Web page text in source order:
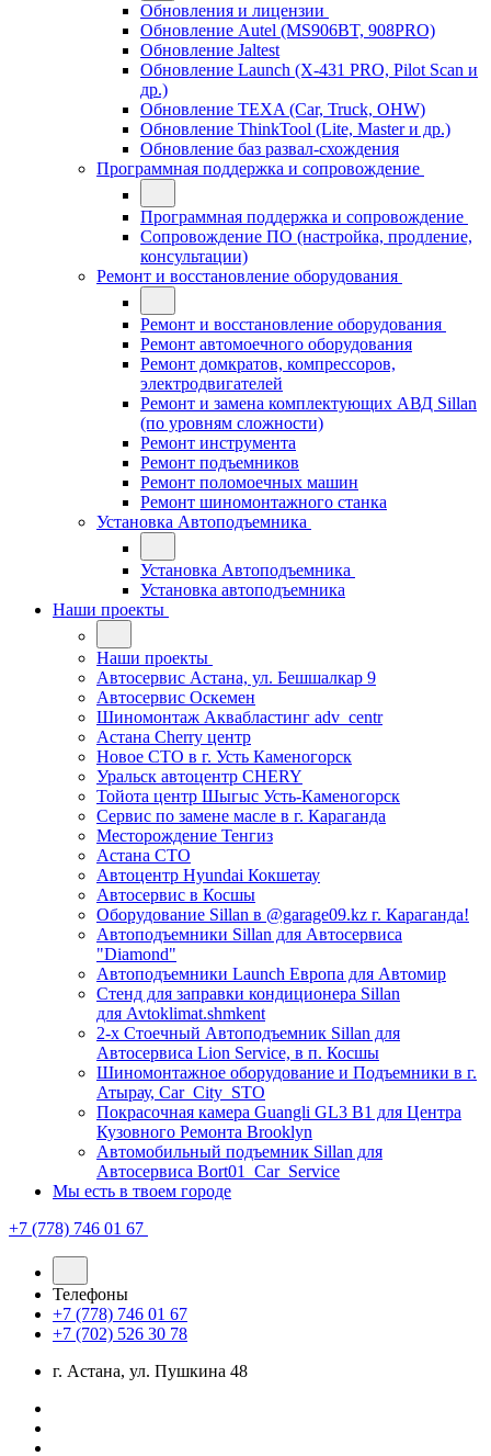
Обновления и лицензии
Обновление Autel (MS906BT, 908PRO)
Обновление Jaltest
Обновление Launch (X-431 PRO, Pilot Scan и
др.)
Обновление TEXA (Car, Truck, OHW)
Обновление ThinkTool (Lite, Master и др.)
Обновление баз развал-схождения
Программная поддержка и сопровождение
Программная поддержка и сопровождение
Сопровождение ПО (настройка, продление,
консультации)
Ремонт и восстановление оборудования
Ремонт и восстановление оборудования
Ремонт автомоечного оборудования
Ремонт домкратов, компрессоров,
электродвигателей
Ремонт и замена комплектующих АВД Sillan
(по уровням сложности)
Ремонт инструмента
Ремонт подъемников
Ремонт поломоечных машин
Ремонт шиномонтажного станка
Установка Автоподъемника
Установка Автоподъемника
Установка автоподъемника
Наши проекты
Наши проекты
Автосервис Астана, ул. Бешшалкар 9
Автосервис Оскемен
Шиномонтаж Аквабластинг adv_centr
Астана Cherry центр
Новое СТО в г. Усть Каменогорск
Уральск автоцентр CHERY
Тойота центр Шыгыс Усть-Каменогорск
Сервис по замене масле в г. Караганда
Месторождение Тенгиз
Астана СТО
Автоцентр Hyundai Кокшетау
Автосервис в Косшы
Оборудование Sillan в @garage09.kz г. Караганда!
Автоподъемники Sillan для Автосервиса
"Diamond"
Автоподъемники Launch Европа для Автомир
Стенд для заправки кондиционера Sillan
для Avtoklimat.shmkent
2-х Стоечный Автоподъемник Sillan для
Автосервиса Lion Service, в п. Косшы
Шиномонтажное оборудование и Подъемники в г.
Атырау, Car_City_STO
Покрасочная камера Guangli GL3 B1 для Центра
Кузовного Ремонта Brooklyn
Автомобильный подъемник Sillan для
Автосервиса Bort01_Car_Service
Мы есть в твоем городе
+7 (778) 746 01 67
Телефоны
+7 (778) 746 01 67
+7 (702) 526 30 78
г. Астана, ул. Пушкина 48